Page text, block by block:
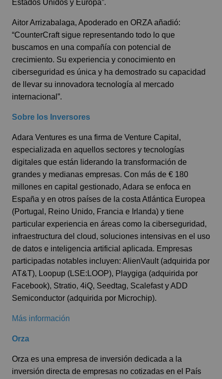
Estados Unidos y Europa”.
Aitor Arrizabalaga, Apoderado en ORZA añadió:
“CounterCraft sigue representando todo lo que
buscamos en una compañía con potencial de
crecimiento. Su experiencia y conocimiento en
ciberseguridad es única y ha demostrado su capacidad
de llevar su innovadora tecnología al mercado
internacional”.
Sobre los Inversores
Adara Ventures es una firma de Venture Capital,
especializada en aquellos sectores y tecnologías
digitales que están liderando la transformación de
grandes y medianas empresas. Con más de € 180
millones en capital gestionado, Adara se enfoca en
España y en otros países de la costa Atlántica Europea
(Portugal, Reino Unido, Francia e Irlanda) y tiene
particular experiencia en áreas como la ciberseguridad,
infraestructura del cloud, soluciones intensivas en el uso
de datos e inteligencia artificial aplicada. Empresas
participadas notables incluyen: AlienVault (adquirida por
AT&T), Loopup (LSE:LOOP), Playgiga (adquirida por
Facebook), Stratio, 4iQ, Seedtag, Scalefast y ADD
Semiconductor (adquirida por Microchip).
Más información
Orza
Orza es una empresa de inversión dedicada a la
inversión directa de empresas no cotizadas en el País